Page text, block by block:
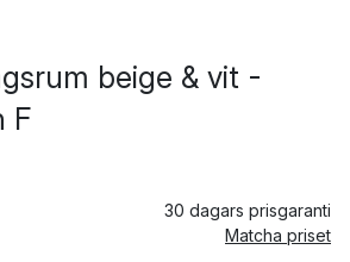
beige & vit -
F
30 dagars prisgaranti
Matcha priset